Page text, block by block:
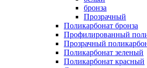
бронза
Прозрачный
Поликарбонат бронза
Профилированный
Прозрачный
Поликарбонат зеленый
Поликарбонат красный